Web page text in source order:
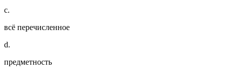
c.
всё перечисленное
d.
предметность